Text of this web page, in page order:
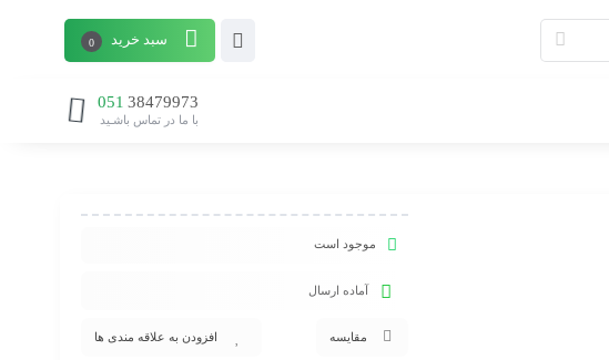
سبد خرید 0
38479973
051
با ما در تماس باشـید
موجود است
آماده ارسال
مقایسه افزودن به علاقه مندی ها